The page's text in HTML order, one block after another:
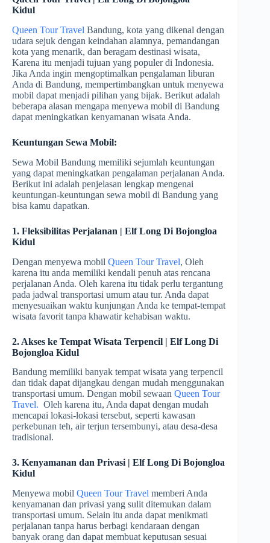
Kidul
Queen Tour Travel Bandung, kota yang dikenal dengan
udara sejuk dengan keindahan alamnya, pemandangan
kota yang menarik, dan beragam destinasi wisata,
Karena itu menjadi tujuan yang populer di Indonesia.
Jika Anda ingin mengoptimalkan pengalaman liburan
Anda di Bandung, mempertimbangkan untuk menyewa
mobil dapat menjadi pilihan yang bijak. Berikut adalah
beberapa alasan mengapa menyewa mobil di Bandung
dapat meningkatkan kenyamanan wisata Anda.
Keuntungan Sewa Mobil:
Sewa Mobil Bandung memiliki sejumlah keuntungan
yang dapat meningkatkan pengalaman perjalanan Anda.
Berikut ini adalah penjelasan lengkap mengenai
keuntungan-keuntungan sewa mobil di Bandung yang
bisa kamu dapatkan.
1. Fleksibilitas Perjalanan | Elf Long Di Bojongloa
Kidul
Dengan menyewa mobil Queen Tour Travel, Oleh
karena itu anda memiliki kendali penuh atas rencana
perjalanan Anda. Oleh karena itu tidak perlu tergantung
pada jadwal transportasi umum atau tur. Anda dapat
menyesuaikan waktu kunjungan Anda ke tempat-tempat
wisata favorit tanpa khawatir kehabisan waktu.
2. Akses ke Tempat Wisata Terpencil | Elf Long Di
Bojongloa Kidul
Bandung memiliki banyak tempat wisata yang terpencil
dan tidak dapat dijangkau dengan mudah menggunakan
transportasi umum. Dengan mobil sewaan Queen Tour
Travel. Oleh karena itu, Anda dapat dengan mudah
mencapai lokasi-lokasi tersebut, seperti kawasan
perkebunan teh, air terjun tersembunyi, atau desa-desa
tradisional.
3. Kenyamanan dan Privasi | Elf Long Di Bojongloa
Kidul
Menyewa mobil Queen Tour Travel memberi Anda
kenyamanan dan privasi yang sulit ditemukan dalam
transportasi umum. Selain itu anda dapat menikmati
perjalanan tanpa harus berbagi kendaraan dengan
banyak orang dan dapat membuat keputusan sesuai